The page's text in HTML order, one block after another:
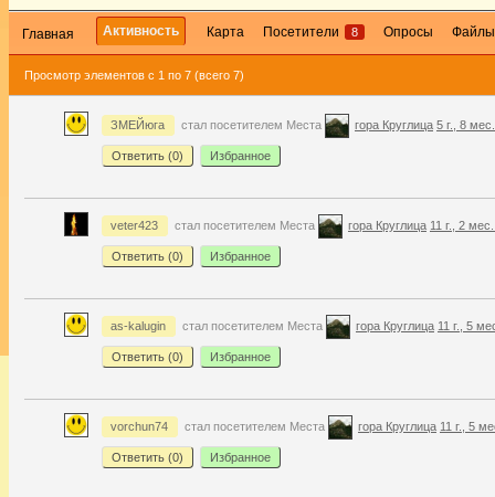
Главная Активность Карта Посетители 8 Опросы Файлы
Просмотр элементов с 1 по 7 (всего 7)
ЗМЕЙюга стал посетителем Места гора Круглица 5 г., 8
Ответить (0) Избранное
veter423 стал посетителем Места гора Круглица 11 г., 2
Ответить (0) Избранное
as-kalugin стал посетителем Места гора Круглица 11 г., 5
Ответить (0) Избранное
vorchun74 стал посетителем Места гора Круглица 11 г., 5
Ответить (0) Избранное